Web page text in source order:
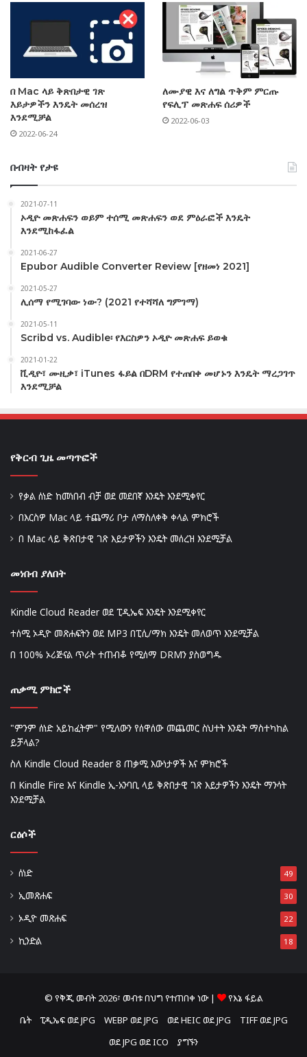
በ Mac ላይ ቅጽበታዊ ገጽ
እይታዎችን እንዴት መሰረዝ
እንደሚቻል
2022-06-24
ለሙያዊ እና ለግል ጥቅም ምርጡ
የፍሊፕ መጽሐፍ ሰሪዎች
2022-06-03
በብዛት የታዩ
2021-07-11
ኦዲዮ መጽሐፍን ወይም ተሰሚ መጽሐፍን ወደ ምዕራፎች እንዴት
እንደሚከፋፈል
2021-06-27
Epubor Audible Converter Review [የዘመነ 2021]
2021-05-27
ሊሰማ የሚገባው ነው? (2021 የተሻሻለ ግምገማ)
2021-05-11
Scribd vs. Audible፡ የእርስዎን ኦዲዮ መጽሐፍ ይወቁ
2021-01-22
ቪዲዮ፣ ሙዚቃ፣ iTunes ፋይል በDRM የተጠበቀ መሆኑን እንዴት ማረጋገጥ
እንደሚቻል
የቅርብ ጊዜ መጣጥፎች
የቃል ሰነድ ከመነበብ ብቻ ወደ መደበኛ እንዴት እንደሚቀየር
በእርስዎ Mac ላይ ተጨማሪ ቦታ ለማስለቀቅ ቀላል ምክሮች
በ Mac ላይ ቅጽበታዊ ገጽ እይታዎችን እንዴት መሰረዝ እንደሚቻል
መነበብ ያለበት
Kindle Cloud Reader ወደ ፒዲኤፍ እንዴት እንደሚቀየር
ተሰሚ ኦዲዮ መጽሐፍትን ወደ MP3 በፒሲ/ማክ እንዴት መለወጥ እንደሚቻል
በ 100% ኦሪጅናል ጥራት ተጠብቆ የሚሰማ DRMን ያስወግዱ
ጠቃሚ ምክሮች
"ምንም ሰነድ አይከፈትም" የሚለውን የሰዋሰው መጨመር ስህተት እንዴት ማስተካከል
ይቻላል?
ስለ Kindle Cloud Reader 8 ጠቃሚ እውነታዎች እና ምክሮች
በ Kindle Fire እና Kindle ኢ-አንባቢ ላይ ቅጽበታዊ ገጽ እይታዎችን እንዴት ማንሳት
እንደሚቻል
ርዕሶች
ሰነድ 49
ኢመጽሐፍ 30
ኦዲዮ መጽሐፍ 22
ኪንድል 18
© የቅጂ መብት 2026፣ መብቱ በህግ የተጠበቀ ነው |
የእኔ ፋይል
ቤት
ፒዲኤፍ ወደ JPG WEBP ወደ JPG ወደ HEIC ወደ JPG
TIFF ወደ JPG
ወደ JPG ወደ ICO
ያግኙን